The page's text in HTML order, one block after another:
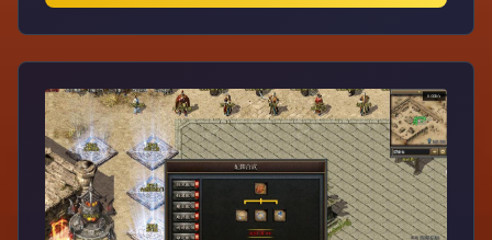
御/魔域/生命/道术加成）。新手上线需领取任务列表，召唤
宠物（商场购买，每级+1全属性上限50级），左上角功能
师幽冥龙炎（8X8 AOE 15秒CD推怪）、道士阴阳法环（魔
法盾）优先获取。一大陆比奇：野外怪掉极品装备（整套
+50%经验），鸡王爆鸡王剑（战士神器），兽王甲（挂机
回血蓝），僵尸洞小怪掉技能书页（3-4级成功率100%，9
级技能触发神秘称号），装备强化分极品（+7卷轴，触发称
号最高+60伤害）、星星（88星每2星+0.01倍攻击）、宝石
（5级合成，NPC打孔1大陆3孔2大陆5孔），称号收集